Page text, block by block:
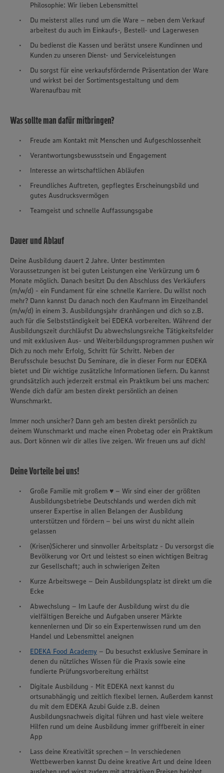
Wir setzen Cookies und andere Technologien ein, um Ihnen
ein bestmögliches Nutzungserlebnis unserer Website zu
Philosophie: Wir lieben Lebensmittel
Du meisterst alles rund um die Ware – neben dem Verkauf
arbeitest du auch im Einkaufs-, Bestell- und Lagerwesen
Du bedienst die Kassen und berätst unsere Kundinnen und
Kunden zu unseren Dienst- und Serviceleistungen
Du sorgst für eine verkaufsfördernde Präsentation der Ware
und wirkst bei der Sortimentsgestaltung und dem
Warenaufbau mit
Was sollte man dafür mitbringen?
Freude am Kontakt mit Menschen und Aufgeschlossenheit
Verantwortungsbewusstsein und Engagement
Interesse an wirtschaftlichen Abläufen
Freundliches Auftreten, gepflegtes Erscheinungsbild und
gutes Ausdrucksvermögen
Teamgeist und schnelle Auffassungsgabe
Dauer und Ablauf
Deine Ausbildung dauert 2 Jahre. Unter bestimmten
Voraussetzungen ist bei guten Leistungen eine Verkürzung um 6
Monate möglich. Danach besitzt Du den Abschluss des Verkäufers
(m/w/d) - ein Fundament für eine schnelle Karriere. Du willst noch
mehr? Dann kannst Du danach noch den Kaufmann im Einzelhandel
(m/w/d) in einem 3. Ausbildungsjahr dranhängen und dich so z.B.
auch für die Selbstständigkeit bei EDEKA vorbereiten. Während der
Ausbildungszeit durchläufst Du abwechslungsreiche Tätigkeitsfelder
und mit exklusiven Aus- und Weiterbildungsprogrammen pushen wir
Dich zu noch mehr Erfolg, Schritt für Schritt. Neben der
Berufsschule besuchst Du Seminare, die in dieser Form nur EDEKA
bietet und Dir wichtige zusätzliche Informationen liefern. Du kannst
grundsätzlich auch jederzeit erstmal ein Praktikum bei uns machen:
Wende dich dafür am besten direkt persönlich an deinen
Wunschmarkt.
Immer noch unsicher? Dann geh am besten direkt persönlich zu
deinem Wunschmarkt und mache einen Probetag oder ein Praktikum
aus. Dort können wir dir alles live zeigen. Wir freuen uns auf dich!
Deine Vorteile bei uns!
Große Familie mit großem ♥ – Wir sind einer der größten
Ausbildungsbetriebe Deutschlands und werden dich mit
unserer Expertise in allen Belangen der Ausbildung
unterstützen und fördern – bei uns wirst du nicht allein
gelassen
(Krisen)Sicherer und sinnvoller Arbeitsplatz - Du versorgst die
Bevölkerung vor Ort und leistest so einen wichtigen Beitrag
zur Gesellschaft; auch in schwierigen Zeiten
Kurze Arbeitswege – Dein Ausbildungsplatz ist direkt um die
Ecke
Abwechslung – Im Laufe der Ausbildung wirst du die
vielfältigen Bereiche und Aufgaben unserer Märkte
kennenlernen und Dir so ein Expertenwissen rund um den
Handel und Lebensmittel aneignen
EDEKA Food Academy – Du besuchst exklusive Seminare in
denen du nützliches Wissen für die Praxis sowie eine
fundierte Prüfungsvorbereitung erhältst
Digitale Ausbildung - Mit EDEKA next kannst du
ortsunabhängig und zeitlich flexibel lernen. Außerdem kannst
du mit dem EDEKA Azubi Guide z.B. deinen
Ausbildungsnachweis digital führen und hast viele weitere
Hilfen rund um deine Ausbildung immer griffbereit in einer
App
Lass deine Kreativität sprechen – In verschiedenen
Wettbewerben kannst Du deine kreative Art und deine Ideen